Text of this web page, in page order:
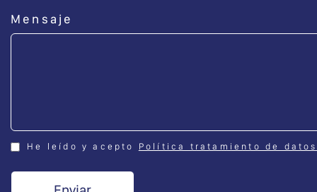
Mensaje
He leído y acepto Política tratamiento de datos